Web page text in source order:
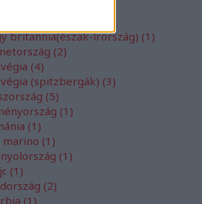
britannia(észak-írország) (1 )
(2)
(4)
(spitzbergák) (3)
(5)
(1 )
(1 )
marino (1 )
(1 )
(1 )
(2)
(1 )